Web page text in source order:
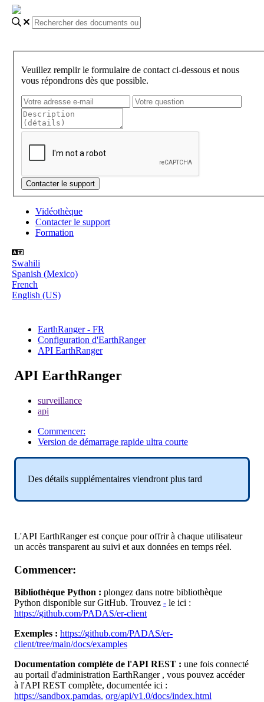
Veuillez remplir le formulaire de contact ci-dessous et nous
vous répondrons dès que possible.
Vidéothèque
Contacter le support
Formation
Swahili
Spanish (Mexico)
French
English (US)
EarthRanger - FR
Configuration d'EarthRanger
API EarthRanger
API EarthRanger
surveillance
api
Commencer:
Version de démarrage rapide ultra courte
Des détails supplémentaires viendront plus tard
L'API EarthRanger est conçue pour offrir à chaque utilisateur
un accès transparent au suivi et aux données en temps réel.
Commencer:
Bibliothèque Python : plongez dans notre bibliothèque
Python disponible sur GitHub. Trouvez - le ici :
https://github.com/PADAS/er-client
Exemples : https://github.com/PADAS/er-
client/tree/main/docs/examples
Documentation complète de l'API REST : une fois connecté
au portail d'administration EarthRanger , vous pouvez accéder
à l'API REST complète, documentée ici :
https://sandbox.pamdas. org/api/v1 .0/docs/index.html